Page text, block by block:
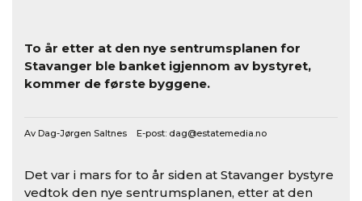
To år etter at den nye sentrumsplanen for
Stavanger ble banket igjennom av bystyret,
kommer de første byggene.
Av Dag-Jørgen Saltnes E-post: dag@estatemedia.no
Det var i mars for to år siden at Stavanger bystyre
vedtok den nye sentrumsplanen, etter at den